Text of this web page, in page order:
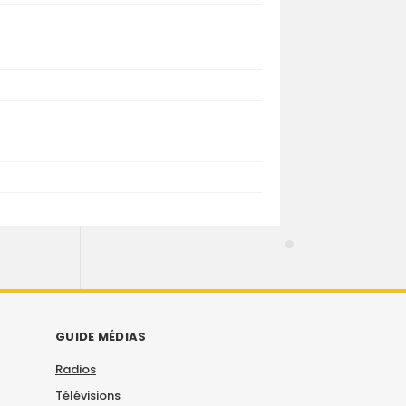
GUIDE MÉDIAS
Radios
Télévisions